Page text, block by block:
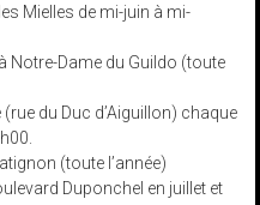
Mielles de mi-juin à mi-
Notre-Dame du Guildo (toute
du Duc d’Aiguillon) chaque
(toute l’année)
Duponchel en juillet et